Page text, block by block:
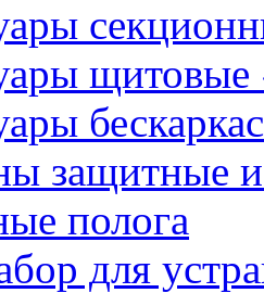
защитные
полога
для